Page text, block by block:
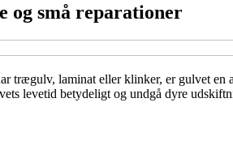
og små reparationer
trægulv, laminat eller klinker, er gulvet
levetid betydeligt og undgå dyre